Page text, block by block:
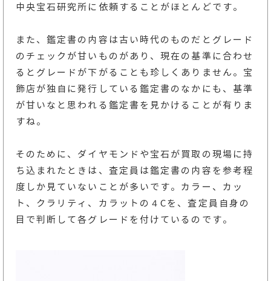
中央宝石研究所に依頼することがほとんどです。
また、鑑定書の内容は古い時代のものだとグレード
のチェックが甘いものがあり、現在の基準に合わせ
るとグレードが下がることも珍しくありません。宝
飾店が独自に発行している鑑定書のなかにも、基準
が甘いなと思われる鑑定書を見かけることが有りま
すね。
そのために、ダイヤモンドや宝石が買取の現場に持
ち込まれたときは、査定員は鑑定書の内容を参考程
度しか見ていないことが多いです。カラー、カッ
ト、クラリティ、カラットの４Cを、査定員自身の
目で判断して各グレードを付けているのです。